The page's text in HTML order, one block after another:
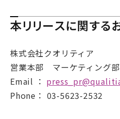
本リリースに関する
株式会社クオリティア
営業本部 マーケティング
Email ：
Phone： 03-5623-2532